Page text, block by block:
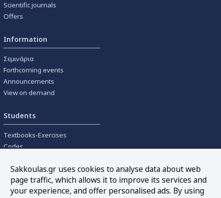
Scientific journals
Offers
Information
Σεμινάρια
Forthcoming events
Announcements
View on demand
Students
Textbooks-Exercises
Codes
Tools
Sakkoulas.gr uses cookies to analyse data about web
page traffic, which allows it to improve its services and
your experience, and offer personalised ads. By using